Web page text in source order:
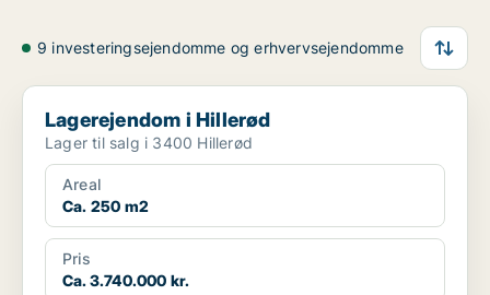
9 investeringsejendomme og erhvervsejendomme
Lagerejendom i Hillerød
Lagerejendom i Hillerød
Lager til salg i 3400 Hillerød
Areal
Ca. 250 m2
Pris
Ca. 3.740.000 kr.